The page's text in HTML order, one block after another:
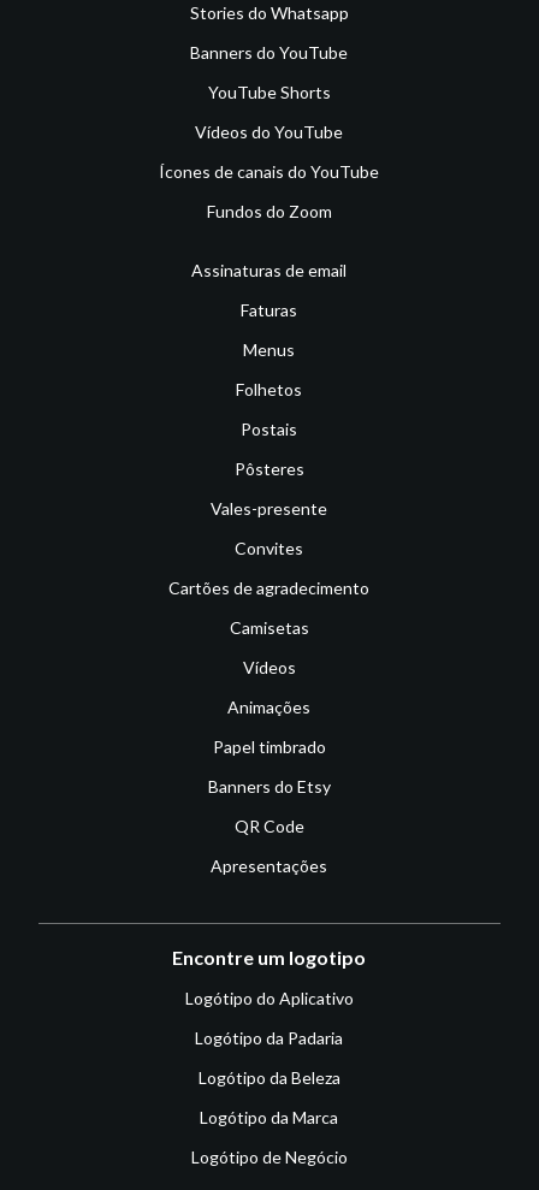
Stories do Whatsapp
Banners do YouTube
YouTube Shorts
Vídeos do YouTube
Ícones de canais do YouTube
Fundos do Zoom
Assinaturas de email
Faturas
Menus
Folhetos
Postais
Pôsteres
Vales-presente
Convites
Cartões de agradecimento
Camisetas
Vídeos
Animações
Papel timbrado
Banners do Etsy
QR Code
Apresentações
Encontre um logotipo
Logótipo do Aplicativo
Logótipo da Padaria
Logótipo da Beleza
Logótipo da Marca
Logótipo de Negócio